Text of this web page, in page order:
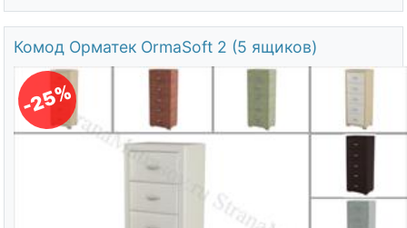
Комод Орматек OrmaSoft 2 (5 ящиков)
-25%